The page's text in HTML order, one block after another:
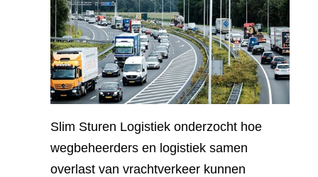
Slim Sturen Logistiek onderzocht hoe
wegbeheerders en logistiek samen
overlast van vrachtverkeer kunnen